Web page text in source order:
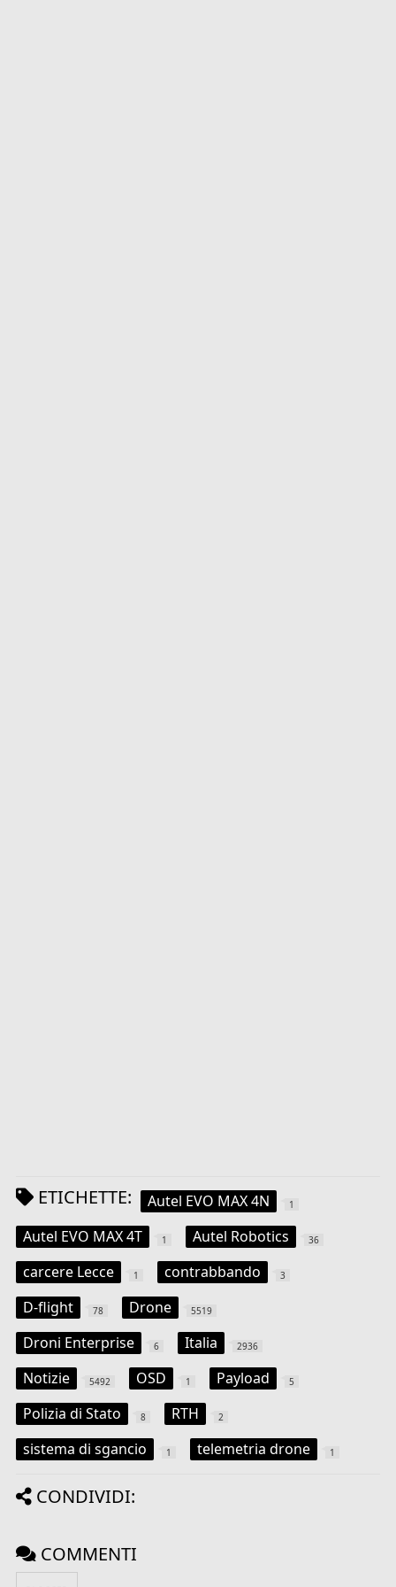
ETICHETTE: Autel EVO MAX 4N 1
Autel EVO MAX 4T 1 Autel Robotics 36
carcere Lecce 1 contrabbando 3
D-flight 78 Drone 5519
Droni Enterprise 6 Italia 2936
Notizie 5492 OSD 1 Payload 5
Polizia di Stato 8 RTH 2
sistema di sgancio 1 telemetria drone 1
CONDIVIDI:
COMMENTI